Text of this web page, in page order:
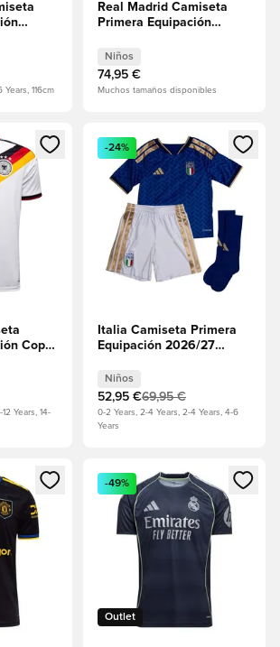
116cm
Real Madrid Camiseta
Primera Equipación
Niños
74,95 €
Muchos tamaños disponibles
iniciar sesión o registrarse como
Copa
Years, 14-
Abre un modal para iniciar
-24%
Italia Camiseta Primera
Equipación 2026/27
Niños
52,95 €69,95 €
0-2 Years, 2-4 Years, 2-4 Years, 4-6
Years
iniciar sesión o registrarse como
Abre un modal para iniciar
Outlet
-49%